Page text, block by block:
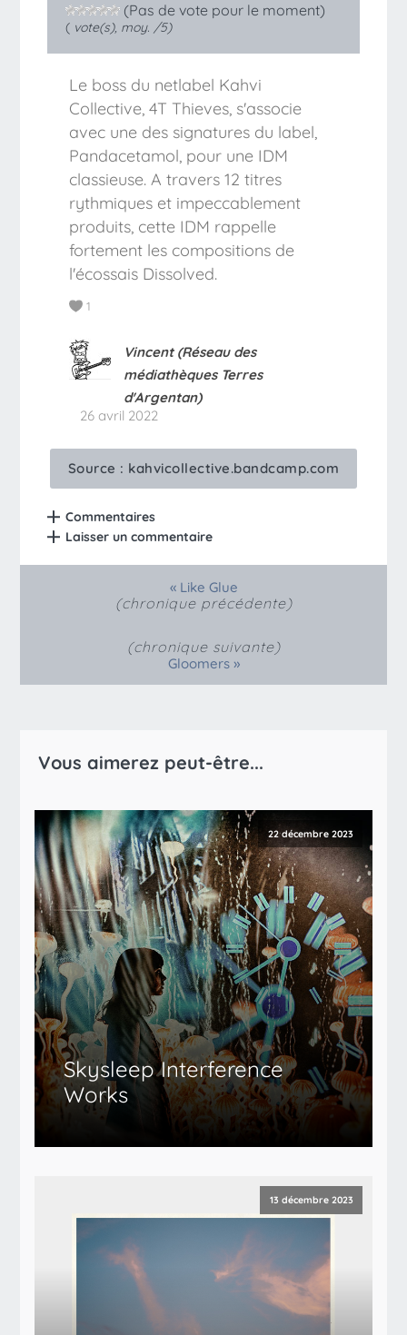
(Pas de vote pour le moment)
( vote(s), moy. /5)
Le boss du netlabel Kahvi
Collective, 4T Thieves, s'associe
avec une des signatures du label,
Pandacetamol, pour une IDM
classieuse. A travers 12 titres
rythmiques et impeccablement
produits, cette IDM rappelle
fortement les compositions de
l'écossais Dissolved.
1
Vincent (Réseau des
médiathèques Terres
d'Argentan)
26 avril 2022
Source : kahvicollective.bandcamp.com
Commentaires
Laisser un commentaire
« Like Glue
(chronique précédente)
(chronique suivante)
Gloomers»
Vous aimerez peut-être...
22 décembre 2023
Skysleep Interference
Works
13 décembre 2023